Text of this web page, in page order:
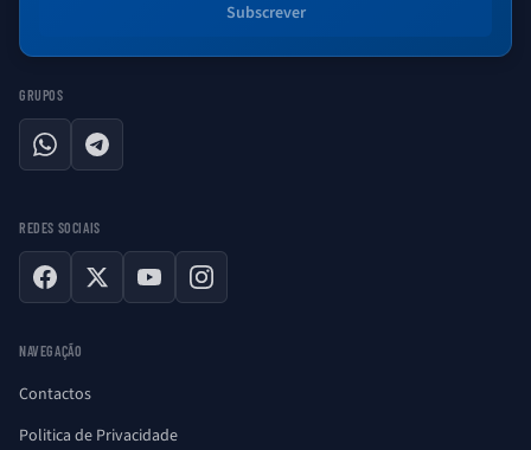
Subscrever
GRUPOS
WhatsAppTelegram
REDES SOCIAIS
Facebook
X YouTubeInstagram
NAVEGAÇÃO
Contactos
Politica de Privacidade